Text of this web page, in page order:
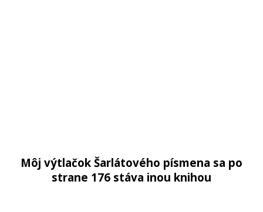
Môj výtlačok Šarlátového písmena sa po
strane 176 stáva inou knihou